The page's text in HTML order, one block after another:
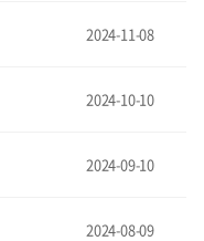
2024-11-08
2024-10-10
2024-09-10
2024-08-09